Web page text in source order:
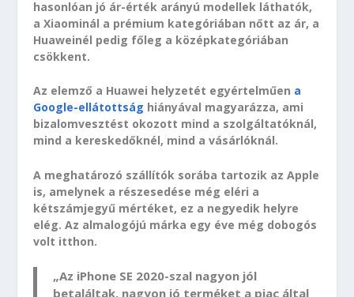
hasonlóan jó ár-érték arányú modellek láthatók,
a Xiaominál a prémium kategóriában nőtt az ár, a
Huaweinél pedig főleg a középkategóriában
csökkent.
Az elemző a Huawei helyzetét egyértelműen a
Google-ellátottság hiányával magyarázza, ami
bizalomvesztést okozott mind a szolgáltatóknál,
mind a kereskedőknél, mind a vásárlóknál.
A meghatározó szállítók sorába tartozik az Apple
is, amelynek a részesedése még eléri a
kétszámjegyű mértéket, ez a negyedik helyre
elég. Az almalogójú márka egy éve még dobogós
volt itthon.
„Az iPhone SE 2020-szal nagyon jól
betaláltak, nagyon jó terméket a piac által